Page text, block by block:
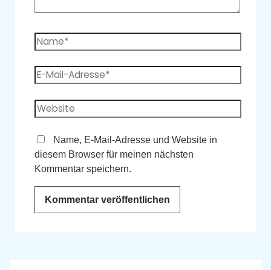
Name, E-Mail-Adresse und Website in
diesem Browser für meinen nächsten
Kommentar speichern.